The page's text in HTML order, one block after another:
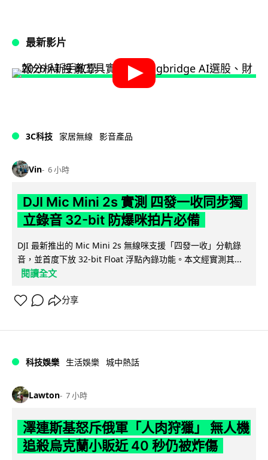
最新影片
3C科技 家居無線 影音產品
Vin 6 小時
DJI Mic Mini 2s 實測 四發一收同步獨
立錄音 32-bit 防爆咪拍片必備
DJI 最新推出的 Mic Mini 2s 無線咪支援「四發一收」分軌錄
音，並首度下放 32-bit Float 浮點內錄功能。本文經實測其...
閱讀全文
分享
科技娛樂 生活娛樂 城中熱話
Lawton 7 小時
澤連斯基怒斥俄軍「人肉狩獵」 無人機
追殺烏克蘭小販近 40 秒仍被炸傷